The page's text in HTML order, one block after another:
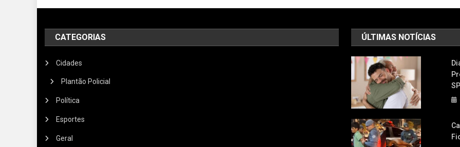
CATEGORIAS
Cidades
Plantão Policial
Política
Esportes
Geral
ÚLTIMAS NOTÍCIAS
SP